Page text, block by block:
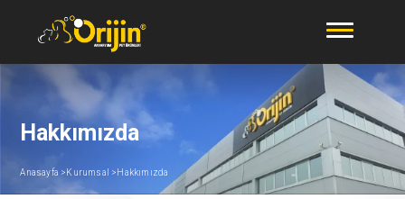
Hakkımızda
Anasayfa >Kurumsal >Hakkımızda